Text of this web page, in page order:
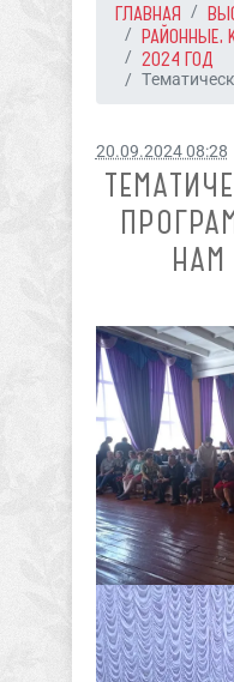
ГЛАВНАЯ
РАЙОННЫЕ,
2024 ГОД
20.09.2024 08:28